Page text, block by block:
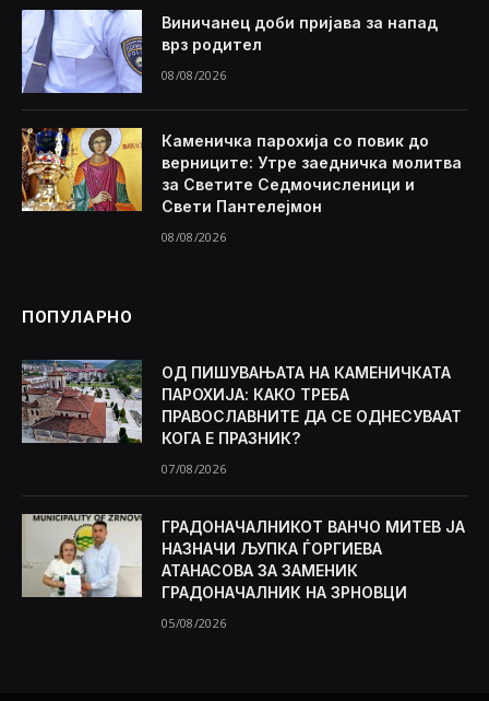
Виничанец доби пријава за напад
врз родител
08/08/2026
Каменичка парохија со повик до
верниците: Утре заедничка молитва
за Светите Седмочисленици и
Свети Пантелејмон
08/08/2026
ПОПУЛАРНО
ОД ПИШУВАЊАТА НА КАМЕНИЧКАТА
ПАРОХИЈА: КАКО ТРЕБА
ПРАВОСЛАВНИТЕ ДА СЕ ОДНЕСУВААТ
КОГА Е ПРАЗНИК?
07/08/2026
ГРАДОНАЧАЛНИКОТ ВАНЧО МИТЕВ ЈА
НАЗНАЧИ ЉУПКА ЃОРГИЕВА
АТАНАСОВА ЗА ЗАМЕНИК
ГРАДОНАЧАЛНИК НА ЗРНОВЦИ
05/08/2026